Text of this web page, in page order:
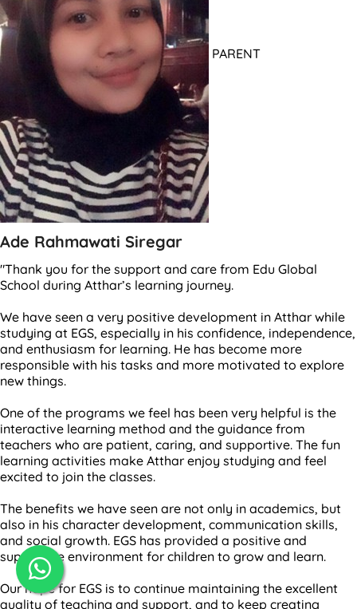
PARENT
Ade Rahmawati Siregar
"Thank you for the support and care from Edu Global
School during Atthar’s learning journey.
We have seen a very positive development in Atthar while
studying at EGS, especially in his confidence, independence,
and enthusiasm for learning. He has become more
responsible with his tasks and more motivated to explore
new things.
One of the programs we feel has been very helpful is the
interactive learning method and the guidance from
teachers who are patient, caring, and supportive. The fun
learning activities make Atthar enjoy studying and feel
excited to join the classes.
The benefits we have seen are not only in academics, but
also in his character development, communication skills,
and social growth. EGS has provided a positive and
supportive environment for children to grow and learn.
Our hope for EGS is to continue maintaining the excellent
quality of teaching and support, and to keep creating